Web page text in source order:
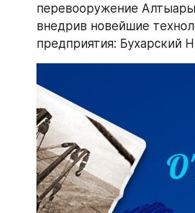
перевооружение
внедрив новейшие
предприятия: Бухарский